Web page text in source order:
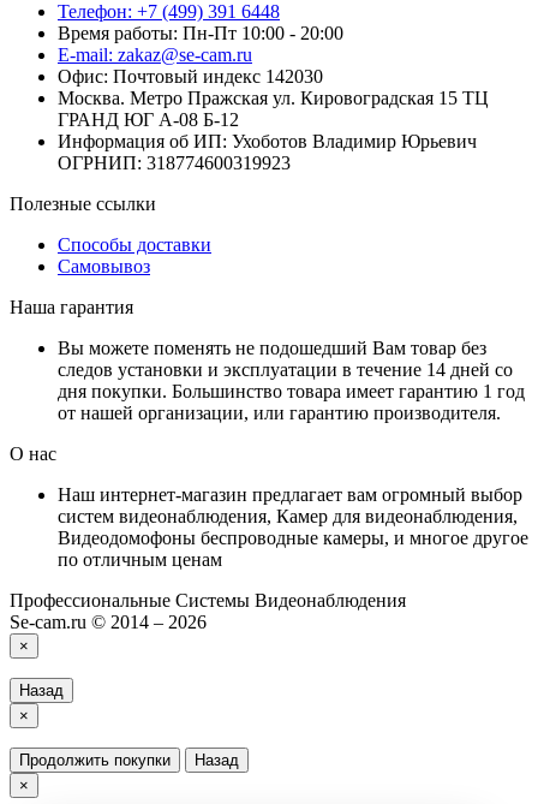
Телефон: +7 (499) 391 6448
Время работы: Пн-Пт 10:00 - 20:00
E-mail: zakaz@se-cam.ru
Офис: Почтовый индекс 142030
Москва. Метро Пражская ул. Кировоградская 15 ТЦ
ГРАНД ЮГ А-08 Б-12
Информация об ИП: Ухоботов Владимир Юрьевич
ОГРНИП: 318774600319923
Полезные ссылки
Способы доставки
Самовывоз
Наша гарантия
Вы можете поменять не подошедший Вам товар без
следов установки и эксплуатации в течение 14 дней со
дня покупки. Большинство товара имеет гарантию 1 год
от нашей организации, или гарантию производителя.
О нас
Наш интернет-магазин предлагает вам огромный выбор
систем видеонаблюдения, Камер для видеонаблюдения,
Видеодомофоны беспроводные камеры, и многое другое
по отличным ценам
Профессиональные Системы Видеонаблюдения
Se-cam.ru © 2014 – 2026
×
Назад
×
Продолжить покупки
Назад
×